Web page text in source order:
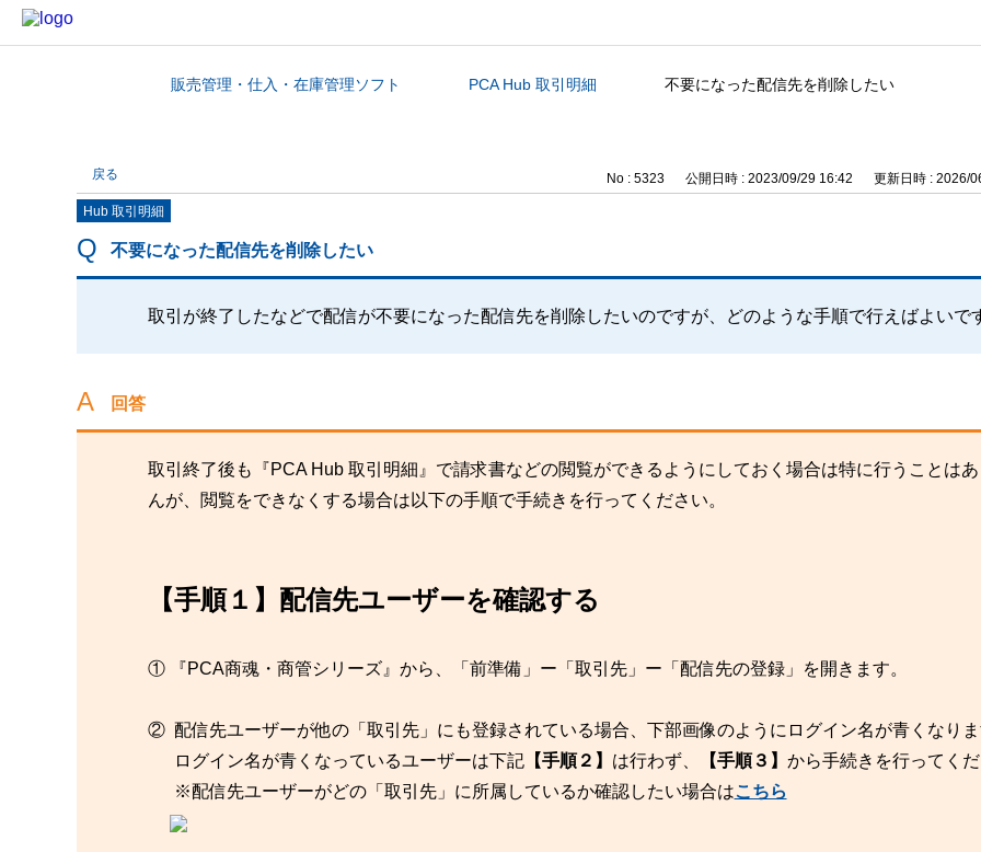
カテゴリから探す販売管理・仕入・在庫管理ソフト PCA Hub 取引明細 不要になった配信先を削除したい
戻る No : 5323 公開日時 : 2023/09/29 16:42 更新日時 : 2026/
Hub 取引明細
不要になった配信先を削除したい
取引が終了したなどで配信が不要になった配信先を削除したいのですが、どのような手順で行えばよいで
回答
取引終了後も『PCA Hub 取引明細』で請求書などの閲覧ができるようにしておく場合は特に行うことは
んが、閲覧をできなくする場合は以下の手順で手続きを行ってください。
【手順１】配信先ユーザーを確認する
① 『PCA商魂・商管シリーズ』から、「前準備」ー「取引先」ー「配信先の登録」を開きます。
② 配信先ユーザーが他の「取引先」にも登録されている場合、下部画像のようにログイン名が青くなり
ログイン名が青くなっているユーザーは下記【手順２】 は行わず、 【手順３】 から手続きを行ってく
※配信先ユーザーがどの「取引先」に所属しているか確認したい場合はこちら